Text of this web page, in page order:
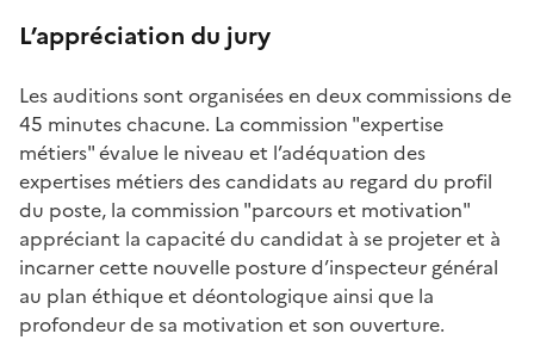
L’appréciation du jury
Les auditions sont organisées en deux commissions de
45 minutes chacune. La commission "expertise
métiers" évalue le niveau et l’adéquation des
expertises métiers des candidats au regard du profil
du poste, la commission "parcours et motivation"
appréciant la capacité du candidat à se projeter et à
incarner cette nouvelle posture d’inspecteur général
au plan éthique et déontologique ainsi que la
profondeur de sa motivation et son ouverture.